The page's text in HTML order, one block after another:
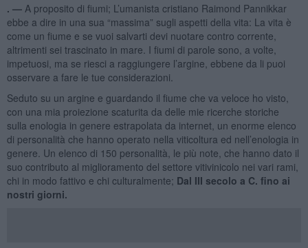
. — A proposito di fiumi; L’umanista cristiano Raimond Pannikkar
ebbe a dire in una sua “massima” sugli aspetti della vita: La vita è
come un fiume e se vuoi salvarti devi nuotare contro corrente,
altrimenti sei trascinato in mare. I fiumi di parole sono, a volte,
impetuosi, ma se riesci a raggiungere l’argine, ebbene da li puoi
osservare a fare le tue considerazioni.
Seduto su un argine e guardando il fiume che va veloce ho visto,
con una mia proiezione scaturita da delle mie ricerche storiche
sulla enologia in genere estrapolata da internet, un enorme elenco
di personalità che hanno operato nella viticoltura ed nell’enologia in
genere. Un elenco di 150 personalità, le più note, che hanno dato il
suo contributo al miglioramento del settore vitivinicolo nei vari rami,
chi in modo fattivo e chi culturalmente; Dal III secolo a C. fino ai
nostri giorni.